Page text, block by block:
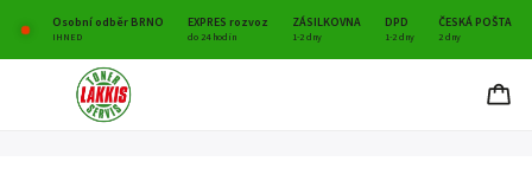
Osobní odběr BRNO EXPRES rozvoz ZÁSILKOVNA DPD ČESKÁ POŠTA
IHNED do 24 hodin 1-2 dny 1-2 dny 2 dny